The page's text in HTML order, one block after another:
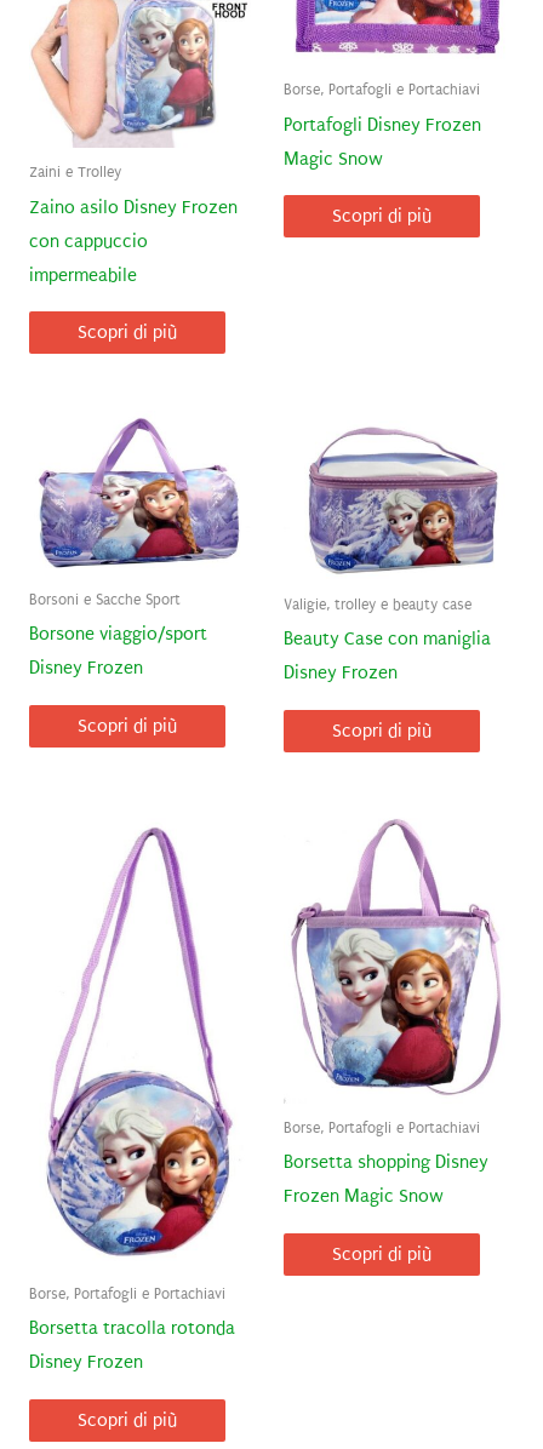
Zaini e Trolley
Zaino asilo Disney Frozen
con cappuccio
impermeabile
Scopri di più
Borse, Portafogli e Portachiavi
Portafogli Disney Frozen
Magic Snow
Scopri di più
Borsoni e Sacche Sport
Borsone viaggio/sport
Disney Frozen
Scopri di più
Valigie, trolley e beauty case
Beauty Case con maniglia
Disney Frozen
Scopri di più
Borse, Portafogli e Portachiavi
Borsetta tracolla rotonda
Disney Frozen
Scopri di più
Borse, Portafogli e Portachiavi
Borsetta shopping Disney
Frozen Magic Snow
Scopri di più